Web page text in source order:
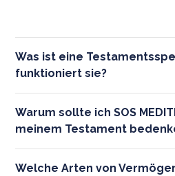
Was ist eine
funktioniert sie?
Warum sollte ich SOS
meinem Testament
Welche Arten von